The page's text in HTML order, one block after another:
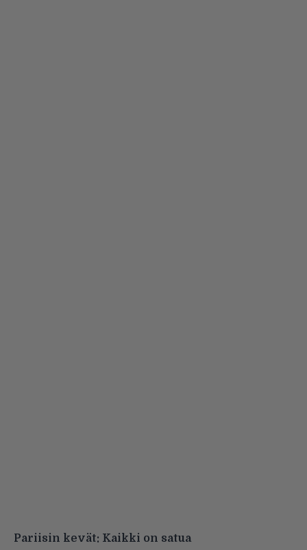
Pariisin kevät: Kaikki on satua